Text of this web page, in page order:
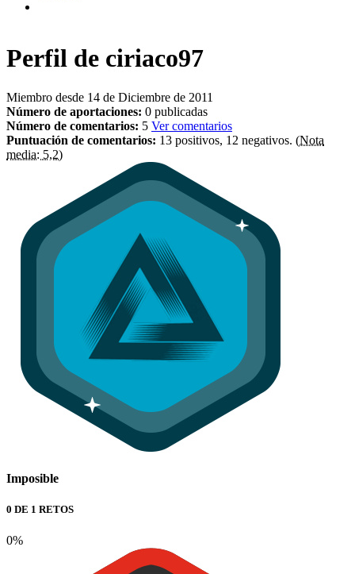
Perfil de ciriaco97
Miembro desde 14 de Diciembre de 2011
Número de aportaciones: 0 publicadas
Número de comentarios: 5 Ver comentarios
Puntuación de comentarios: 13 positivos, 12 negativos. (Nota
media: 5,2)
Imposible
0 DE 1 RETOS
0%